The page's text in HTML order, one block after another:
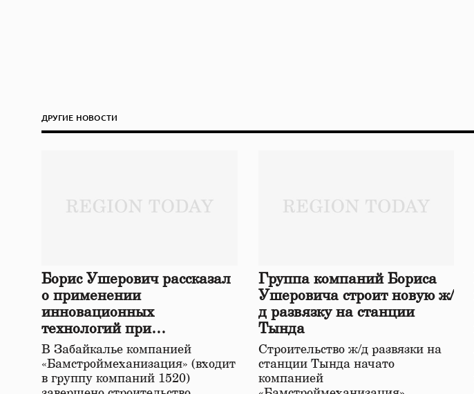
ДРУГИЕ НОВОСТИ
Борис Ушерович рассказал
о применении
инновационных
технологий при
строительстве нового моста
в Забайкалье
В Забайкалье компанией
«Бамстроймеханизация» (входит
в группу компаний 1520)
Группа компаний Бориса
Ушеровича строит новую ж/
д развязку на станции
Тында
Строительство ж/д развязки на
станции Тында начато
компанией